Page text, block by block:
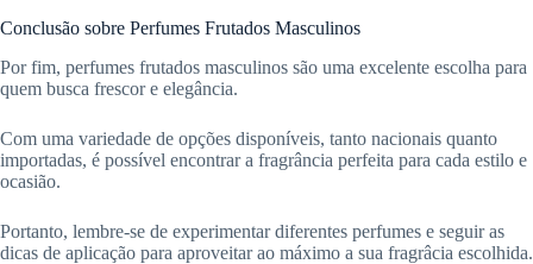
Conclusão sobre Perfumes Frutados Masculinos
Por fim, perfumes frutados masculinos são uma excelente escolha para
quem busca frescor e elegância.
Com uma variedade de opções disponíveis, tanto nacionais quanto
importadas, é possível encontrar a fragrância perfeita para cada estilo e
ocasião.
Portanto, lembre-se de experimentar diferentes perfumes e seguir as
dicas de aplicação para aproveitar ao máximo a sua fragrâcia escolhida.